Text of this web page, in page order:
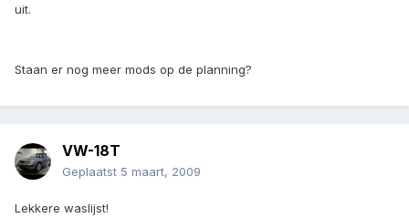
uit.
Staan er nog meer mods op de planning?
VW-18T
Geplaatst 5 maart, 2009
Lekkere waslijst!